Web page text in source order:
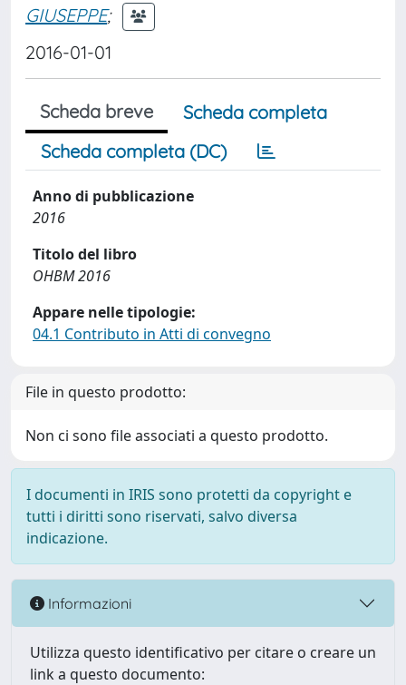
GIUSEPPE;
2016-01-01
Scheda breve
Scheda completa
Scheda completa (DC)
Anno di pubblicazione
2016
Titolo del libro
OHBM 2016
Appare nelle tipologie:
04.1 Contributo in Atti di convegno
File in questo prodotto:
Non ci sono file associati a questo prodotto.
I documenti in IRIS sono protetti da copyright e
tutti i diritti sono riservati, salvo diversa
indicazione.
Informazioni
Utilizza questo identificativo per citare o creare un
link a questo documento: